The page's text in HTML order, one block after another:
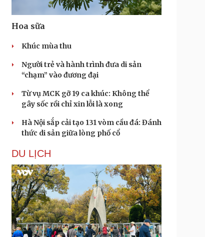
Hoa sữa
Khúc mùa thu
Người trẻ và hành trình đưa di sản
“chạm” vào đương đại
Từ vụ MCK gỡ 19 ca khúc: Không thể
gây sốc rồi chỉ xin lỗi là xong
Hà Nội sắp cải tạo 131 vòm cầu đá: Đánh
thức di sản giữa lòng phố cổ
DU LỊCH